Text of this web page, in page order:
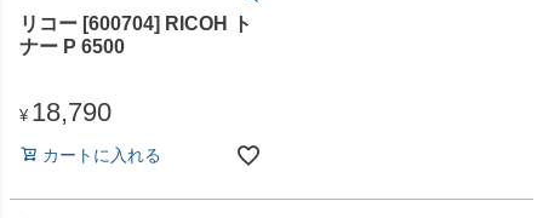
リコー [600704] RICOH ト
ナー P 6500
¥ 18,790
カートに入れる